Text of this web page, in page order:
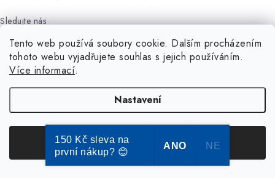
Tento web používá soubory cookie. Dalším procházením
tohoto webu vyjadřujete souhlas s jejich používáním.
Více informací.
Nastavení
Souhlasím
Sledujte nás
NIKARO, s.r.o.- Dokoše.cz, Veselka 48, 259 01 Olbramovice -
Votice, ČESKÁ REPUBLIKA
Podle zákona o evidenci tržeb je prodávající povinen vystavit
kupujícímu účtenku.
150 Kč sleva na
první nákup? 😊
ANO NE